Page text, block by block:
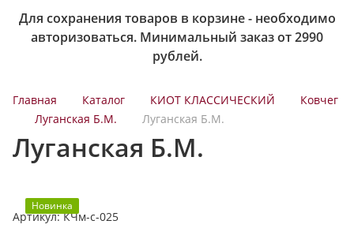
к
т
а
г
Для сохранения товаров в корзине - необходимо
авторизоваться. Минимальный заказ от 2990
рублей.
Главная Каталог КИОТ КЛАССИЧЕСКИЙ
Ковчег
Луганская Б.М.
Луганская Б.М.
Луганская Б.М.
Новинка
Артикул:КЧм-с-025